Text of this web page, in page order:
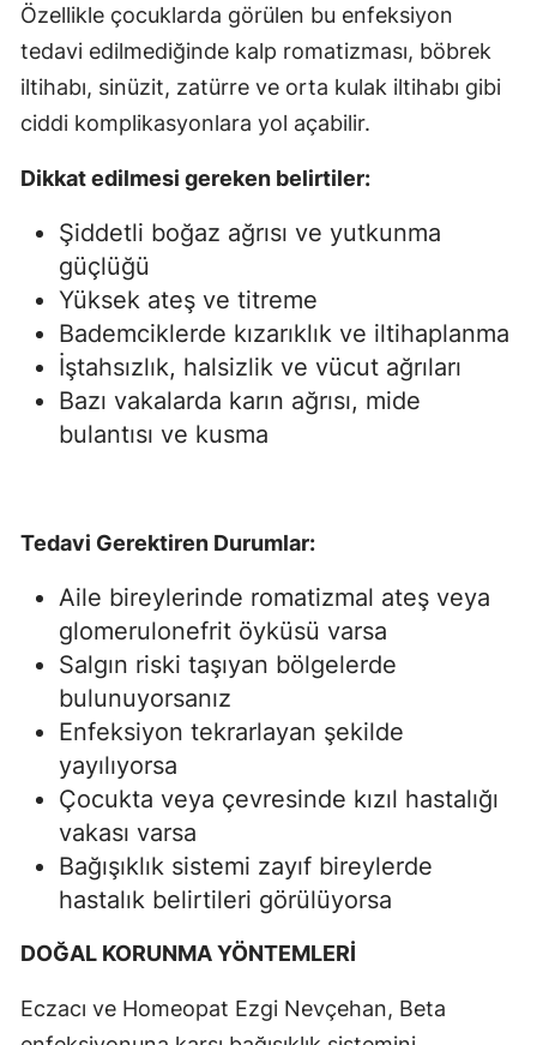
Özellikle çocuklarda görülen bu enfeksiyon
tedavi edilmediğinde kalp romatizması, böbrek
iltihabı, sinüzit, zatürre ve orta kulak iltihabı gibi
ciddi komplikasyonlara yol açabilir.
Dikkat edilmesi gereken belirtiler:
Şiddetli boğaz ağrısı ve yutkunma
güçlüğü
Yüksek ateş ve titreme
Bademciklerde kızarıklık ve iltihaplanma
İştahsızlık, halsizlik ve vücut ağrıları
Bazı vakalarda karın ağrısı, mide
bulantısı ve kusma
Tedavi Gerektiren Durumlar:
Aile bireylerinde romatizmal ateş veya
glomerulonefrit öyküsü varsa
Salgın riski taşıyan bölgelerde
bulunuyorsanız
Enfeksiyon tekrarlayan şekilde
yayılıyorsa
Çocukta veya çevresinde kızıl hastalığı
vakası varsa
Bağışıklık sistemi zayıf bireylerde
hastalık belirtileri görülüyorsa
DOĞAL KORUNMA YÖNTEMLERİ
Eczacı ve Homeopat Ezgi Nevçehan, Beta